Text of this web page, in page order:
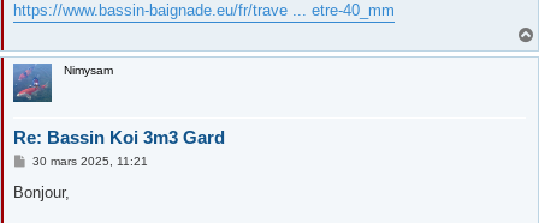
a
https://www.bassin-baignade.eu/fr/trave ... etre-40_mm
Nimysam
Re: Bassin Koi 3m3 Gard
M
s
30 mars 2025, 11:21
Bonjour,